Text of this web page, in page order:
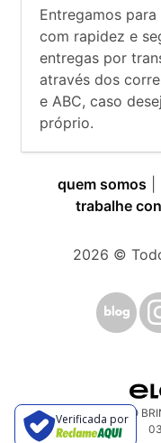
Entregamos
com rapidez e
entregas por
através dos
e ABC, caso
próprio.
quem somos
trabalhe
2026 ©
ELO
Verificada por